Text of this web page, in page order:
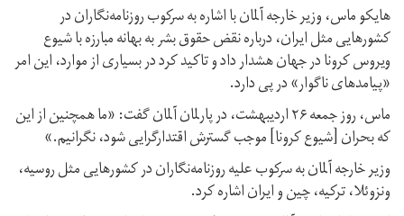
هایکو ماس، وزیر خارجه آلمان با اشاره به سرکوب روزنامه‌نگاران در
کشورهایی مثل ایران، درباره نقض حقوق بشر به بهانه مبارزه با شیوع
ویروس کرونا در جهان هشدار داد و تاکید کرد در بسیاری از موارد، این امر
«پیامدهای ناگوار» در پی دارد.
ماس، روز جمعه ۲۶ اردیبهشت، در پارلمان آلمان گفت: «ما همچنین از این
که بحران [شیوع کرونا] موجب گسترش اقتدارگرایی شود، نگرانیم.»
وزیر خارجه آلمان به سرکوب علیه روزنامه‌نگاران در کشورهایی مثل روسیه،
ونزوئلا، ترکیه، چین و ایران اشاره کرد.